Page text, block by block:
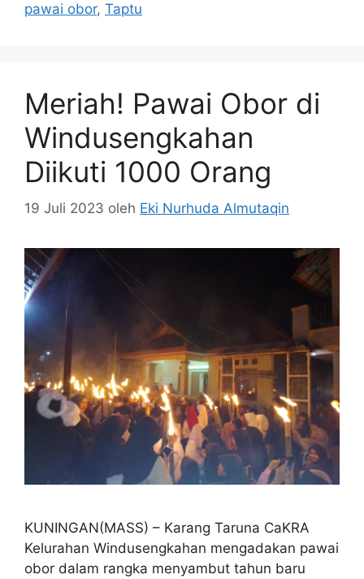
pawai obor, Taptu
Meriah! Pawai Obor di
Windusengkahan
Diikuti 1000 Orang
19 Juli 2023 oleh Eki Nurhuda Almutaqin
KUNINGAN(MASS) – Karang Taruna CaKRA
Kelurahan Windusengkahan mengadakan pawai
obor dalam rangka menyambut tahun baru